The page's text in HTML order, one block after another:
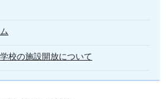
校の施設開放について